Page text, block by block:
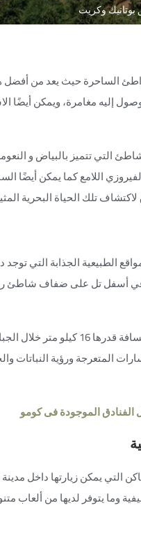
بوتانيك وكريت
الساحرة حيث يعد من
إليه مغامرة، ويمكن أيضًا
التي تتميز بالبياض و
اللامع كما يمكن أيضًا
تلك الحياة البحرية
الطبيعية الجذابة التي
أسفل تل على ضفاف شاطئ
حيث يمكن قضاء نزهة داخل الوادي لمسافة قدرها 16
المتعرجة ورؤية النباتات
الفنادق الموجودة فى كومو
التي يمكن زيارتها داخل مدينة
وما يتوفر لديها من ألعاب